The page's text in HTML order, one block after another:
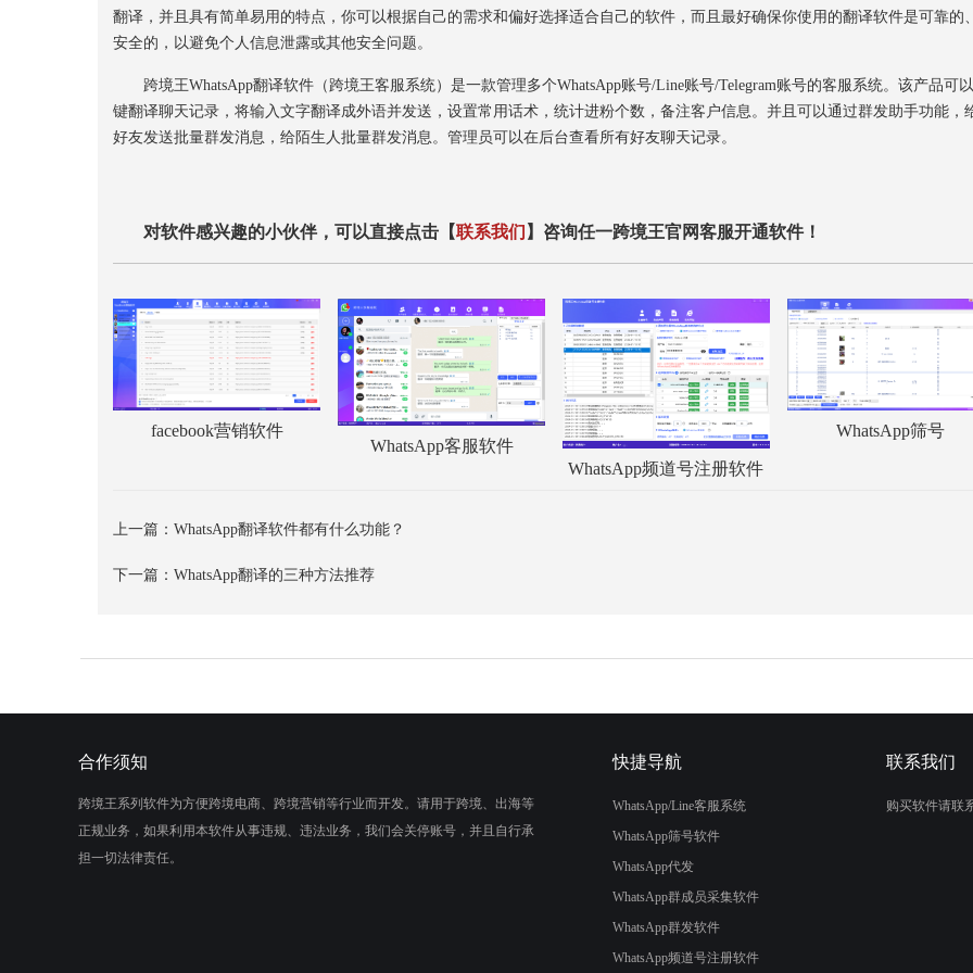
翻译，并且具有简单易用的特点，你可以根据自己的需求和偏好选择适合自己的软件，而且最好确保你使用的翻译软件是可靠的、
安全的，以避免个人信息泄露或其他安全问题。
跨境王WhatsApp翻译软件（跨境王客服系统）是一款管理多个WhatsApp账号/Line账号/Telegram账号的客服系统。该产品可
键翻译聊天记录，将输入文字翻译成外语并发送，设置常用话术，统计进粉个数，备注客户信息。并且可以通过群发助手功能，
好友发送批量群发消息，给陌生人批量群发消息。管理员可以在后台查看所有好友聊天记录。
对软件感兴趣的小伙伴，可以直接点击【联系我们 】咨询任一跨境王官网客服开通软件！
facebook营销软件
WhatsApp客服软件
WhatsApp频道号注册软件
WhatsApp筛号
上一篇：WhatsApp翻译软件都有什么功能？
下一篇：WhatsApp翻译的三种方法推荐
合作须知
跨境王系列软件为方便跨境电商、跨境营销等行业而开发。请用于跨境、出海等
正规业务，如果利用本软件从事违规、违法业务，我们会关停账号，并且自行承
担一切法律责任。
快捷导航
WhatsApp/Line客服系统
WhatsApp筛号软件
WhatsApp代发
WhatsApp群成员采集软件
WhatsApp群发软件
WhatsApp频道号注册软件
联系我们
购买软件请联